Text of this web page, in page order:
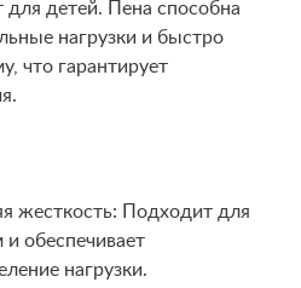
детей. Пена способна
нагрузки и быстро
что гарантирует
жесткость: Подходит для
обеспечивает
нагрузки.